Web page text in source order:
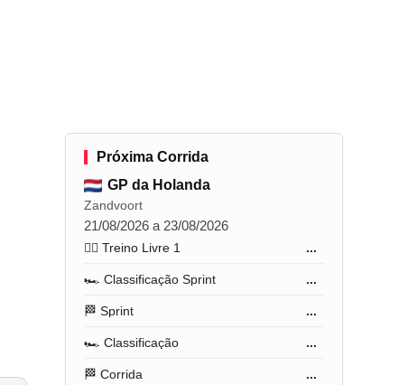
Próxima Corrida
GP da Holanda
Zandvoort
21/08/2026 a 23/08/2026
🏋️‍♂️ Treino Livre 1 ...
🏎️ Classificação Sprint ...
🏁 Sprint ...
🏎️ Classificação ...
🏁 Corrida ...